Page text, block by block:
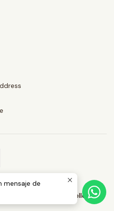
Spa.
Desarrollado por Jumpseller.
mensaje de